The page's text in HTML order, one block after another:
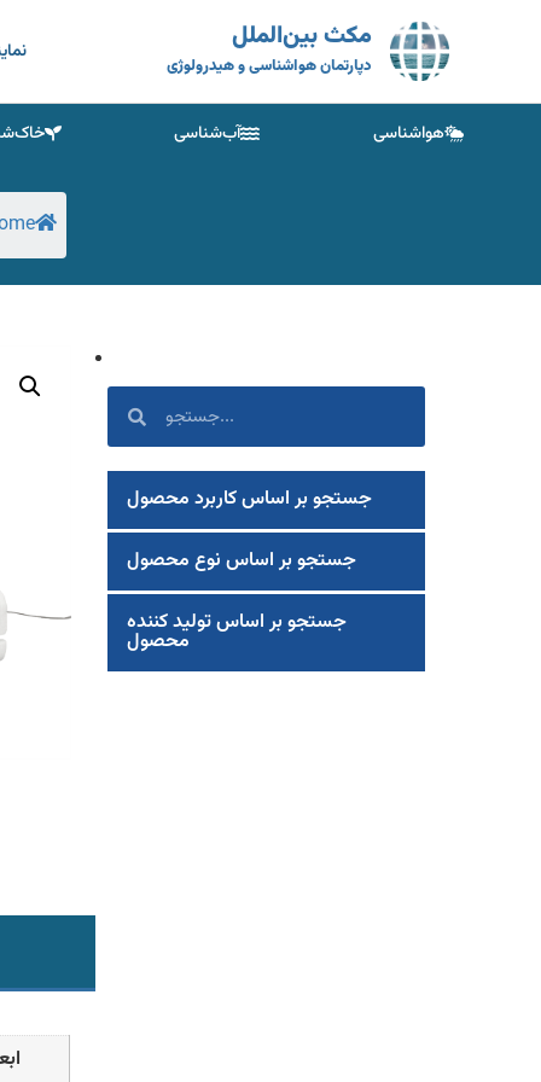
مکث بین‌الملل
دپارتمان هواشناسی و هیدرولوژی
آب‌شناسی هواشناسی
جستجو بر اساس کاربرد محصول
جستجو بر اساس نوع محصول
جستجو بر اساس تولید کننده
محصول